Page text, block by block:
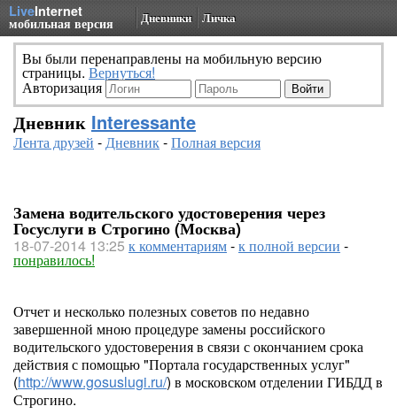
LiveInternet
мобильная версия Дневники Личка
Вы были перенаправлены на мобильную версию
страницы. Вернуться!
Авторизация
Дневник Interessante
Лента друзей -Дневник-Полная версия
Замена водительского удостоверения через
Госуслуги в Строгино (Москва)
18-07-2014 13:25 к комментариям-к полной версии -
понравилось!
Отчет и несколько полезных советов по недавно
завершенной мною процедуре замены российского
водительского удостоверения в связи с окончанием срока
действия с помощью "Портала государственных услуг"
(http://www.gosuslugi.ru/) в московском отделении ГИБДД в
Строгино.